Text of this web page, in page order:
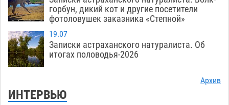
горбун, дикий кот и другие посетители
фотоловушек заказника «Степной»
19.07
Записки астраханского натуралиста. Об
итогах половодья-2026
Архив
ИНТЕРВЬЮ